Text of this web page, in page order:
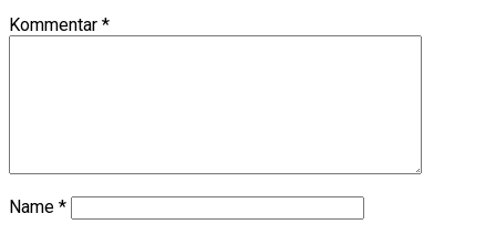
Kommentar *
Name *